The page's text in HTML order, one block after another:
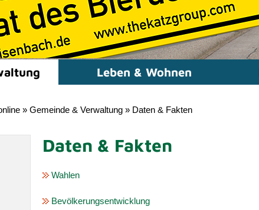
Leben & Wohnen
» Gemeinde & Verwaltung » Daten & Fakten
Daten & Fakten
Wahlen
Bevölkerungsentwicklung